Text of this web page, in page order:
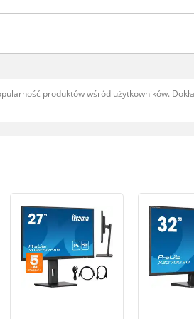
produktów wśród użytkowników.